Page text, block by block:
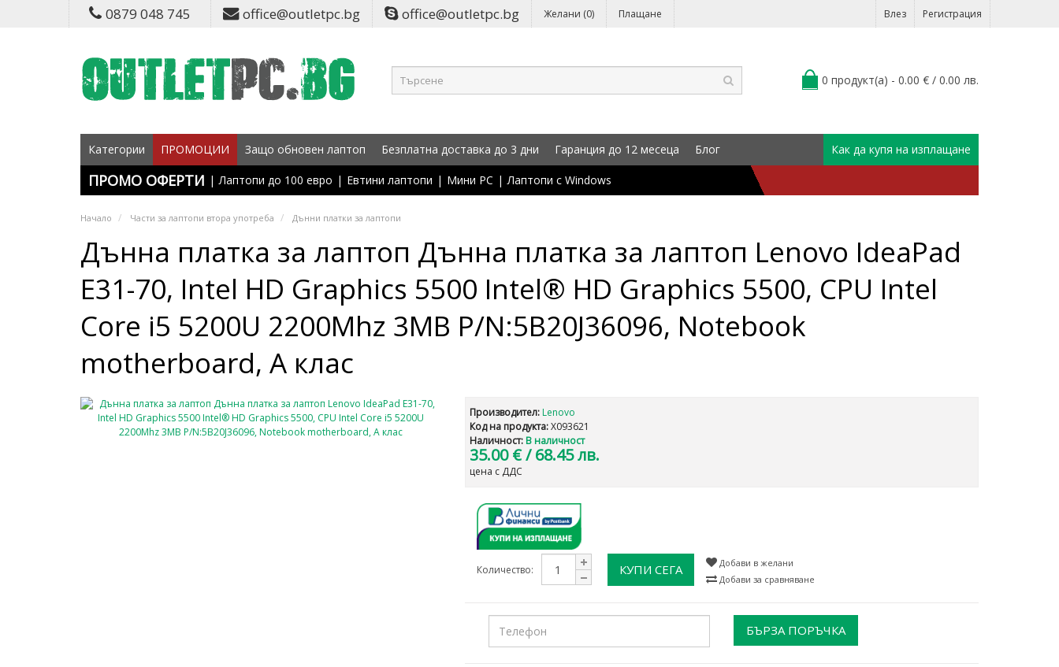
0879 048 745 office@outletpc.bg office@outletpc.bg Желани (0) Плащане Влез Регистрация
0 продукт(а) - 0.00 € / 0.00 лв.
Категории ПРОМОЦИИ Защо обновен лаптоп Безплатна доставка до 3 дни Гаранция до 12 месеца Блог Как да купя на изплащане
ПРОМО ОФЕРТИ | Лаптопи до 100 евро | Евтини лаптопи | Мини PC | Лаптопи с Windows
Начало Части за лаптопи втора употреба Дънни платки за лаптопи
Дънна платка за лаптоп Дънна платка за лаптоп Lenovo IdeaPad
E31-70, Intel HD Graphics 5500 Intel® HD Graphics 5500, CPU Intel
Core i5 5200U 2200Mhz 3MB P/N:5B20J36096, Notebook
motherboard, А клас
Производител: Lenovo
Код на продукта: X093621
Наличност: В наличност
35.00 € / 68.45 лв.
цена с ДДС
Количество: КУПИ СЕГА
Добави в желани
Добави за сравняване
БЪРЗА ПОРЪЧКА